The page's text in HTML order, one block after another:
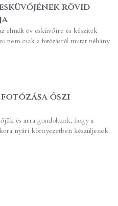
rövid
elmúlt év esküvőire és készítek
nem csak a fotózásról mutat néhány
fotózása őszi
és arra gondoltunk, hogy a
nyári környezetben készüljenek